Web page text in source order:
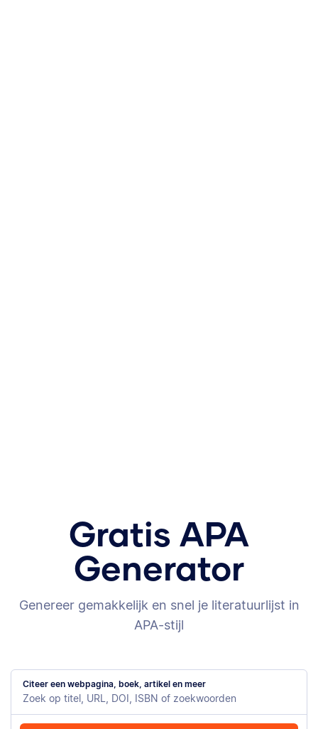
Gratis APA
Generator
Genereer gemakkelijk en snel je literatuurlijst in
APA-stijl
Citeer een webpagina, boek, artikel en meer